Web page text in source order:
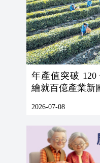
年產值突破
繪就百億產業新
2026-07-08